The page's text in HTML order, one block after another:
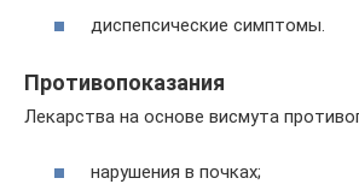
диспепсические симптомы.
Противопоказания
Лекарства на основе висмута
нарушения в почках;